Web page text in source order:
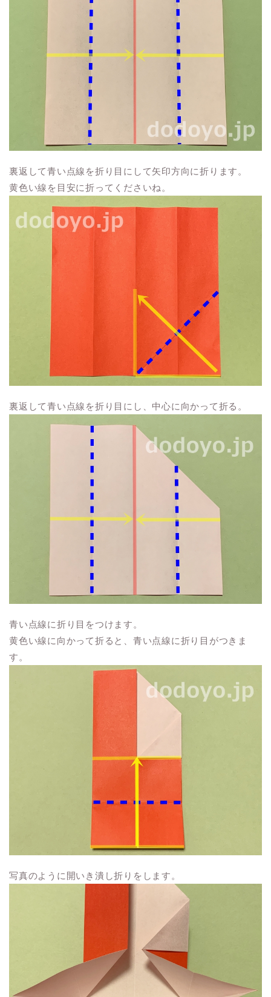
裏返して青い点線を折り目にして矢印方向に折ります。
黄色い線を目安に折ってくださいね。
裏返して青い点線を折り目にし、中心に向かって折る。
青い点線に折り目をつけます。
黄色い線に向かって折ると、青い点線に折り目がつきま
す。
写真のように開いき潰し折りをします。